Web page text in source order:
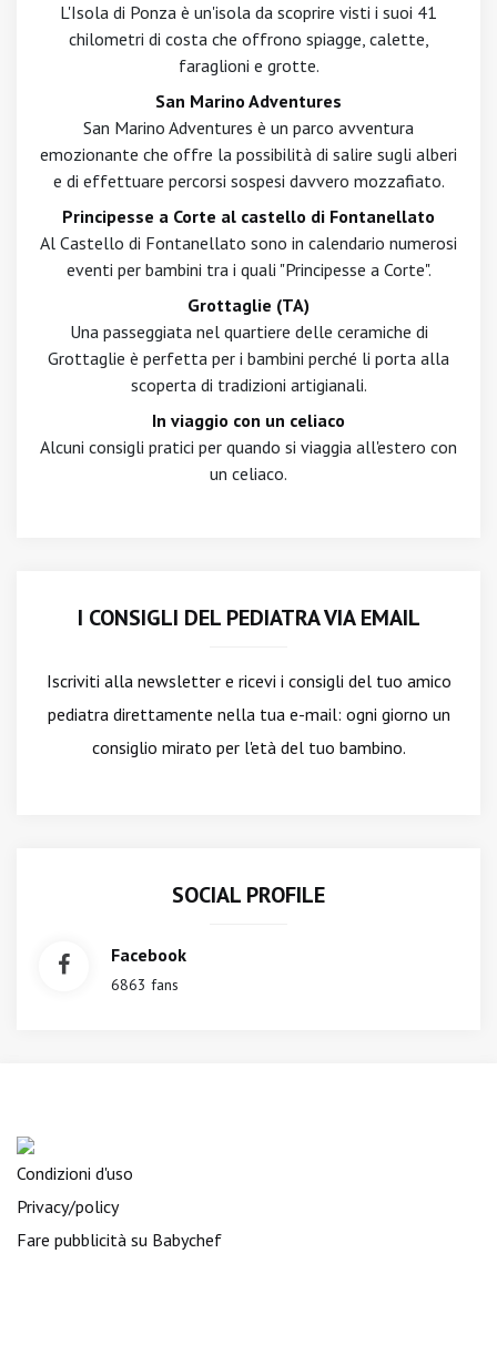
L'Isola di Ponza è un'isola da scoprire visti i suoi 41
chilometri di costa che offrono spiagge, calette,
faraglioni e grotte.
San Marino Adventures
San Marino Adventures è un parco avventura
emozionante che offre la possibilità di salire sugli alberi
e di effettuare percorsi sospesi davvero mozzafiato.
Principesse a Corte al castello di Fontanellato
Al Castello di Fontanellato sono in calendario numerosi
eventi per bambini tra i quali "Principesse a Corte".
Grottaglie (TA)
Una passeggiata nel quartiere delle ceramiche di
Grottaglie è perfetta per i bambini perché li porta alla
scoperta di tradizioni artigianali.
In viaggio con un celiaco
Alcuni consigli pratici per quando si viaggia all'estero con
un celiaco.
I CONSIGLI DEL PEDIATRA VIA EMAIL
Iscriviti alla newslettere ricevi i consigli del tuo amico
pediatra direttamente nella tua e-mail: ogni giorno un
consiglio mirato per l'età del tuo bambino.
SOCIAL PROFILE
Facebook
6863 fans
Condizioni d'uso
Privacy/policy
Fare pubblicità su Babychef